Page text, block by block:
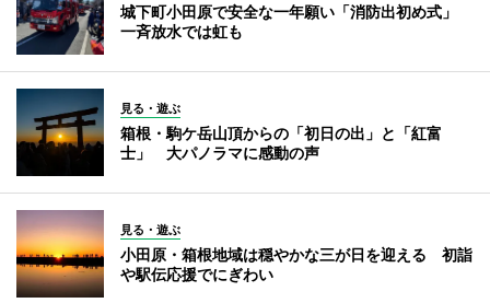
城下町小田原で安全な一年願い「消防出初め式」
一斉放水では虹も
見る・遊ぶ
箱根・駒ケ岳山頂からの「初日の出」と「紅富
士」 大パノラマに感動の声
見る・遊ぶ
小田原・箱根地域は穏やかな三が日を迎える 初詣
や駅伝応援でにぎわい